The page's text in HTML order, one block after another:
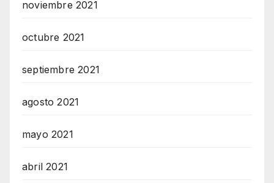
noviembre 2021
octubre 2021
septiembre 2021
agosto 2021
mayo 2021
abril 2021